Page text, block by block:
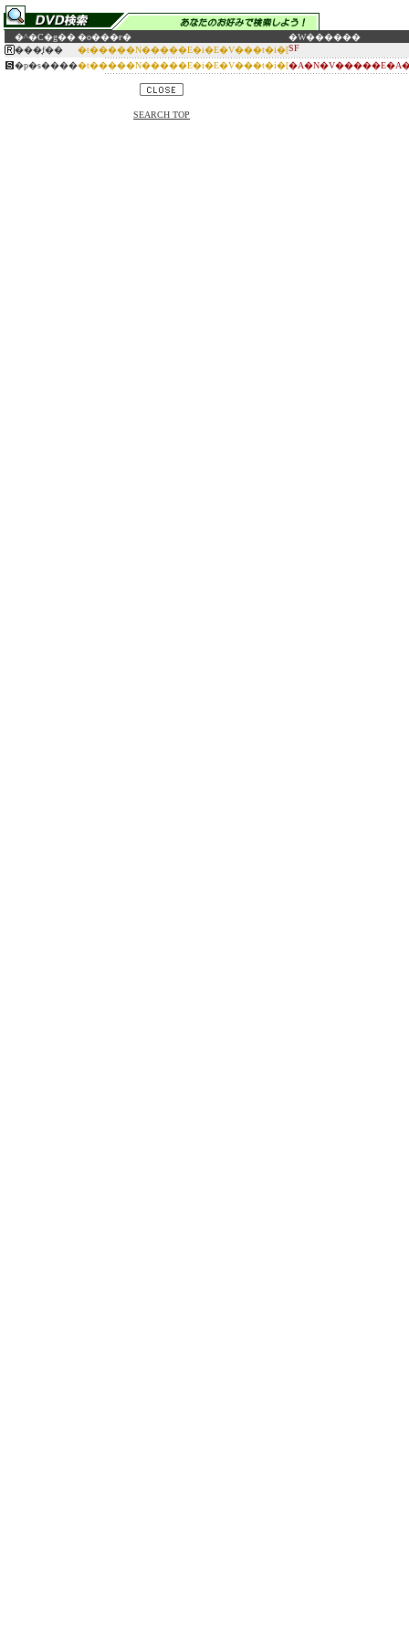
�^�C�g���o���ғ�
�W������
���̘f��
�t�����N�����E�i�E�V���t�i�[SF
�p�s�����t�����N�����E�i�E�V���t�i�[
SEARCH TOP